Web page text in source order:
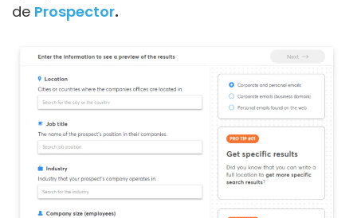
de Prospector.